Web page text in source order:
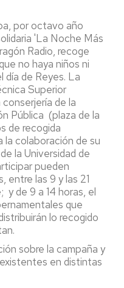
por octavo año
'La Noche Más
Radio, recoge
no haya niños ni
día de Reyes. La
Superior
de la
Pública (plaza de la
de recogida
la colaboración de su
la Universidad de
pueden
entre las 9 y las 21
y de 9 a 14 horas, el
que
lo recogido
sobre la campaña y
en distintas